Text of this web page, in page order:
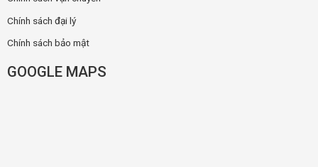
Chính sách đại lý
Chính sách bảo mật
GOOGLE MAPS